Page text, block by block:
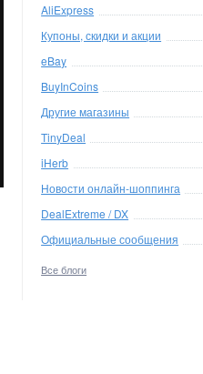
AliExpress
Купоны, скидки и акции
eBay
BuyInCoins
Другие магазины
TinyDeal
iHerb
Новости онлайн-шоппинга
DealExtreme / DX
Официальные сообщения
Все блоги